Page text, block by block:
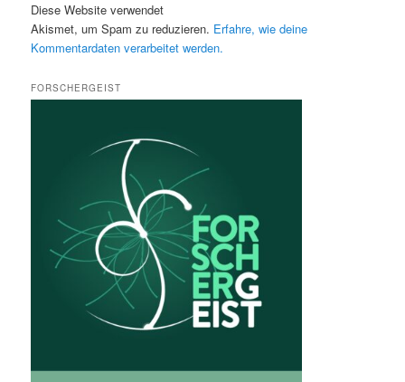
Diese Website verwendet
Akismet, um Spam zu reduzieren. Erfahre, wie deine
Kommentardaten verarbeitet werden.
FORSCHERGEIST